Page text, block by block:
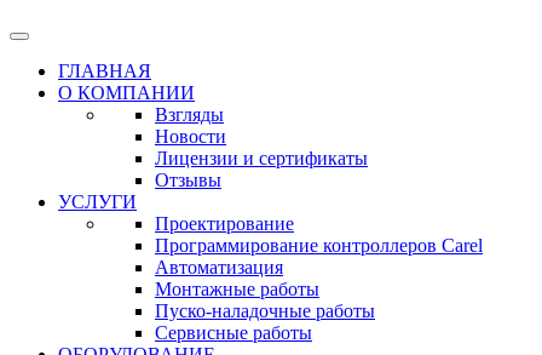
ГЛАВНАЯ
О КОМПАНИИ
Взгляды
Новости
Лицензии и сертификаты
Отзывы
УСЛУГИ
Проектирование
Программирование контроллеров Carel
Автоматизация
Монтажные работы
Пуско-наладочные работы
Сервисные работы